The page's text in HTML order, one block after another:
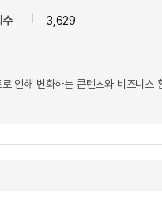
수 3,629
인해 변화하는 콘텐츠와 비즈니스